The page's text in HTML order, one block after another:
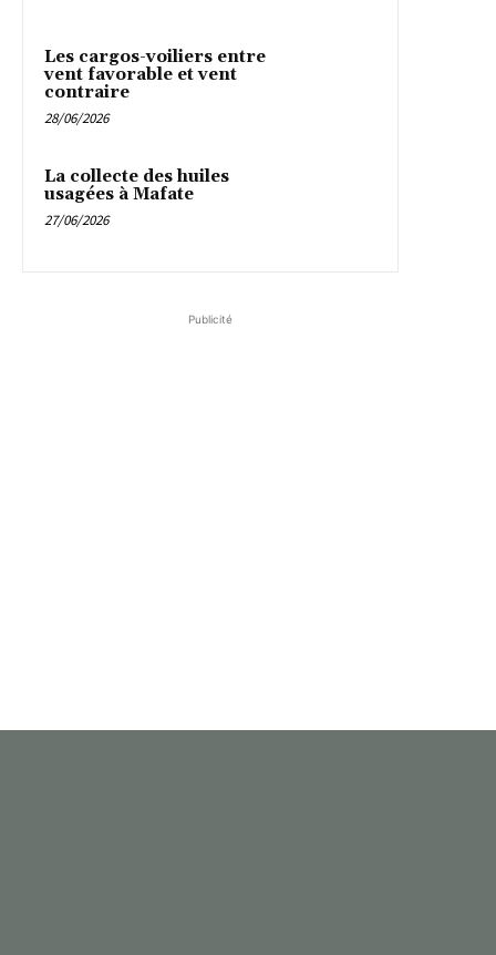
Les cargos-voiliers entre
vent favorable et vent
contraire
28/06/2026
La collecte des huiles
usagées à Mafate
27/06/2026
Publicité